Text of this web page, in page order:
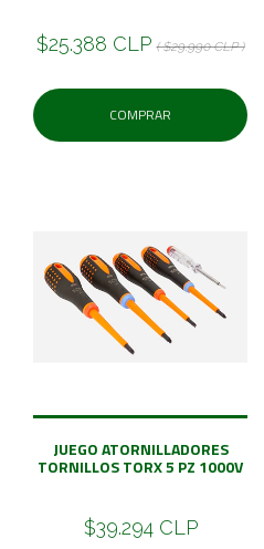
$25.388 CLP ( $29.990 CLP )
COMPRAR
JUEGO ATORNILLADORES
TORNILLOS TORX 5 PZ 1000V
$39.294 CLP